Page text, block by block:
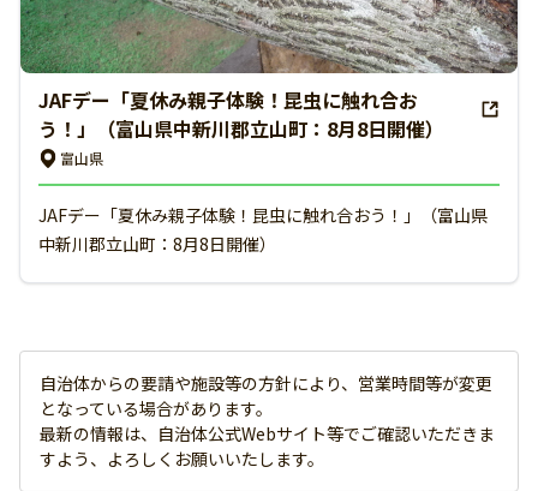
JAFデー「夏休み親子体験！昆虫に触れ合お
う！」（富山県中新川郡立山町：8月8日開催）
富山県
JAFデー「夏休み親子体験！昆虫に触れ合おう！」（富山県
中新川郡立山町：8月8日開催）
自治体からの要請や施設等の方針により、営業時間等が変更
となっている場合があります。
最新の情報は、自治体公式Webサイト等でご確認いただきま
すよう、よろしくお願いいたします。